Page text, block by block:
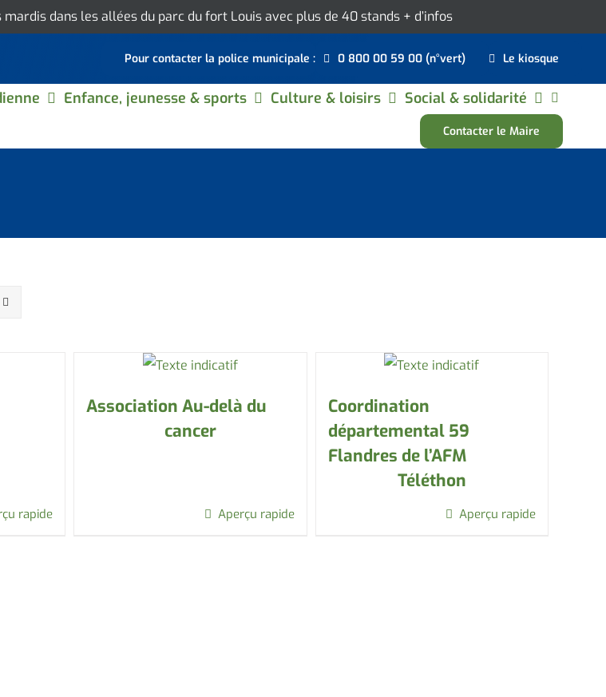
mardis dans les allées du parc du fort Louis avec plus de 40 stands + d’infos
Pour contacter la police municipale : 0 800 00 59 00 (n°vert) Le kiosque
Enfance, jeunesse & sports Culture & loisirs Social & solidarité
Contacter le Maire
rapide
Association Au-delà du
cancer
Aperçu rapide
Coordination
départemental 59
Flandres de l’AFM
Téléthon
Aperçu rapide